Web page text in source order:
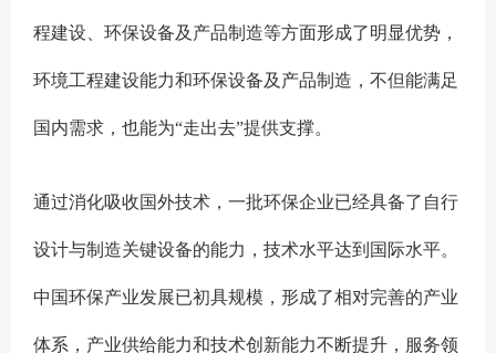
程建设、环保设备及产品制造等方面形成了明显优势，
环境工程建设能力和环保设备及产品制造，不但能满足
国内需求，也能为“走出去”提供支撑。
通过消化吸收国外技术，一批环保企业已经具备了自行
设计与制造关键设备的能力，技术水平达到国际水平。
中国环保产业发展已初具规模，形成了相对完善的产业
体系，产业供给能力和技术创新能力不断提升，服务领